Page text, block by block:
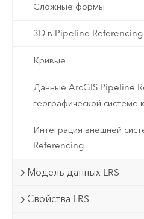
Сложные формы
3D в Pipeline Referencing
Кривые
Данные ArcGIS Pipeline
географической системе
Интеграция внешней
Referencing
Модель данных LRS
Свойства LRS